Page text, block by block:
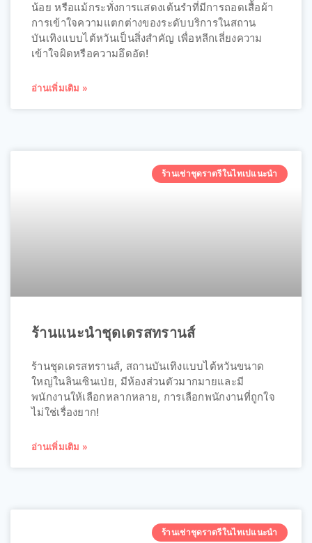
น้อย หรือแม้กระทั่งการแสดงเต้นรำที่มีการถอดเสื้อผ้า
การเข้าใจความแตกต่างของระดับบริการในสถาน
บันเทิงแบบไต้หวันเป็นสิ่งสำคัญ เพื่อหลีกเลี่ยงความ
เข้าใจผิดหรือความอึดอัด!
อ่านเพิ่มเติม »
ร้านเช่าชุดราตรีในไทเปแนะนำ
ร้านแนะนำชุดเดรสทรานส์
ร้านชุดเดรสทรานส์, สถานบันเทิงแบบไต้หวันขนาด
ใหญ่ในลินเซินเป่ย, มีห้องส่วนตัวมากมายและมี
พนักงานให้เลือกหลากหลาย, การเลือกพนักงานที่ถูกใจ
ไม่ใช่เรื่องยาก!
อ่านเพิ่มเติม »
ร้านเช่าชุดราตรีในไทเปแนะนำ